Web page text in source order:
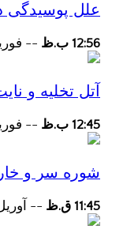
علل پوسیدگی
12:56 ب.ظ -- فوریه 10,
آتل تخلیه و
12:45 ب.ظ -- فوریه 6,
شوره سر و
11:45 ق.ظ -- آوریل 9,